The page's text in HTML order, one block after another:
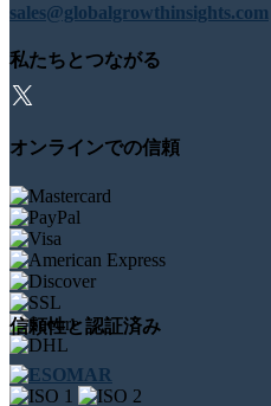
sales@globalgrowthinsights.com
私たちとつながる
オンラインでの信頼
信頼性と認証済み